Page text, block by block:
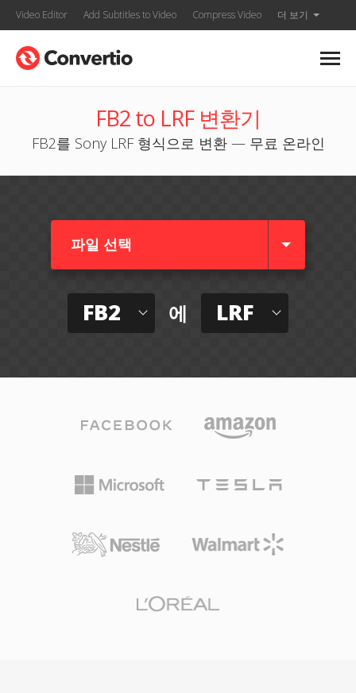
Video Editor Add Subtitles to Video Compress Video 더 보기
FB2 to LRF 변환기
FB2를 Sony LRF 형식으로 변환 — 무료 온라인
파일 선택
FB2 에 LRF